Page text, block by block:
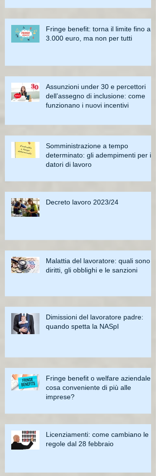
Fringe benefit: torna il limite fino a
3.000 euro, ma non per tutti
Assunzioni under 30 e percettori
dell’assegno di inclusione: come
funzionano i nuovi incentivi
Somministrazione a tempo
determinato: gli adempimenti per i
datori di lavoro
Decreto lavoro 2023/24
Malattia del lavoratore: quali sono i
diritti, gli obblighi e le sanzioni
Dimissioni del lavoratore padre:
quando spetta la NASpI
Fringe benefit o welfare aziendale:
cosa conveniente di più alle
imprese?
Licenziamenti: come cambiano le
regole dal 28 febbraio